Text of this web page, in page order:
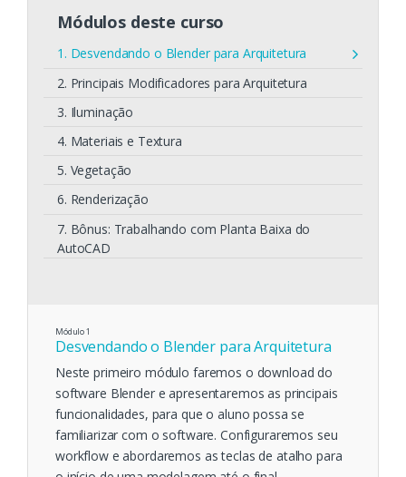
Módulos deste curso
1. Desvendando o Blender para Arquitetura
2. Principais Modificadores para Arquitetura
3. Iluminação
4. Materiais e Textura
5. Vegetação
6. Renderização
7. Bônus: Trabalhando com Planta Baixa do
AutoCAD
Módulo1
Desvendando o Blender para Arquitetura
Neste primeiro módulo faremos o download do
software Blender e apresentaremos as principais
funcionalidades, para que o aluno possa se
familiarizar com o software. Configuraremos seu
workflow e abordaremos as teclas de atalho para